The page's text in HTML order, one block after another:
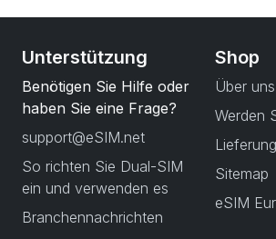
Unterstützung
Benötigen Sie Hilfe oder
haben Sie eine Frage?
support@eSIM.net
So richten Sie Dual-SIM
ein und verwenden es
Branchennachrichten
Shop
Über uns
Werden
Lieferung
Sitemap
eSIM